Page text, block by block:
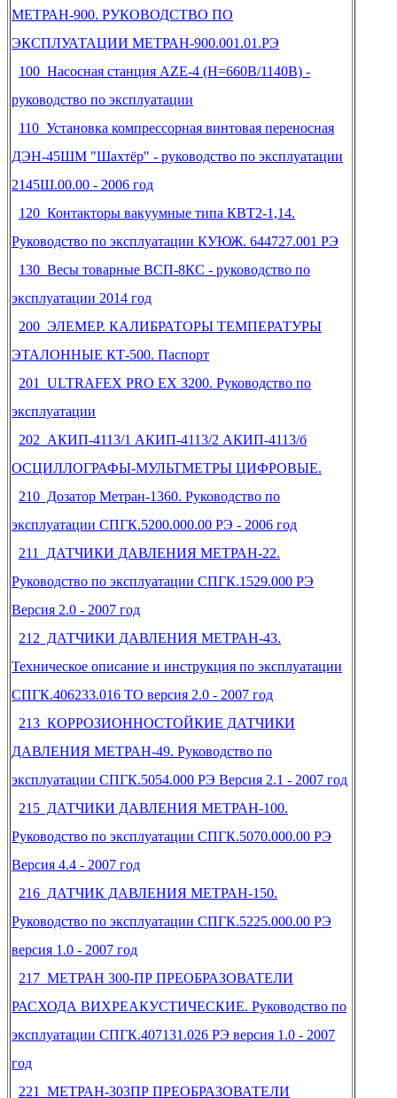
МЕТРАН-900. РУКОВОДСТВО ПО
ЭКСПЛУАТАЦИИ МЕТРАН-900.001.01.РЭ
100 Насосная станция AZE-4 (Н=660В/1140В) -
руководство по эксплуатации
110 Установка компрессорная винтовая переносная
ДЭН-45ШМ "Шахтёр" - руководство по эксплуатации
2145Ш.00.00 - 2006 год
120 Контакторы вакуумные типа КВТ2-1,14.
Руководство по эксплуатации КУЮЖ. 644727.001 РЭ
130 Весы товарные ВСП-8КС - руководство по
эксплуатации 2014 год
200 ЭЛЕМЕР. КАЛИБРАТОРЫ ТЕМПЕРАТУРЫ
ЭТАЛОННЫЕ КТ-500. Паспорт
201 ULTRAFEX PRO EX 3200. Руководство по
эксплуатации
202 АКИП-4113/1 АКИП-4113/2 АКИП-4113/б
ОСЦИЛЛОГРАФЫ-МУЛЬТМЕТРЫ ЦИФРОВЫЕ.
210 Дозатор Метран-1360. Руководство по
эксплуатации СПГК.5200.000.00 РЭ - 2006 год
211 ДАТЧИКИ ДАВЛЕНИЯ МЕТРАН-22.
Руководство по эксплуатации СПГК.1529.000 РЭ
Версия 2.0 - 2007 год
212 ДАТЧИКИ ДАВЛЕНИЯ МЕТРАН-43.
Техническое описание и инструкция по эксплуатации
СПГК.406233.016 ТО версия 2.0 - 2007 год
213 КОРРОЗИОННОСТОЙКИЕ ДАТЧИКИ
ДАВЛЕНИЯ МЕТРАН-49. Руководство по
эксплуатации СПГК.5054.000 РЭ Версия 2.1 - 2007 год
215 ДАТЧИКИ ДАВЛЕНИЯ МЕТРАН-100.
Руководство по эксплуатации СПГК.5070.000.00 РЭ
Версия 4.4 - 2007 год
216 ДАТЧИК ДАВЛЕНИЯ МЕТРАН-150.
Руководство по эксплуатации СПГК.5225.000.00 РЭ
версия 1.0 - 2007 год
217 МЕТРАН 300-ПР ПРЕОБРАЗОВАТЕЛИ
РАСХОДА ВИХРЕАКУСТИЧЕСКИЕ. Руководство по
эксплуатации СПГК.407131.026 РЭ версия 1.0 - 2007
год
221 МЕТРАН-303ПР ПРЕОБРАЗОВАТЕЛИ